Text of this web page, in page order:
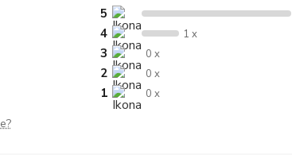
5
4 1 x
3 0 x
2 0 x
1 0 x